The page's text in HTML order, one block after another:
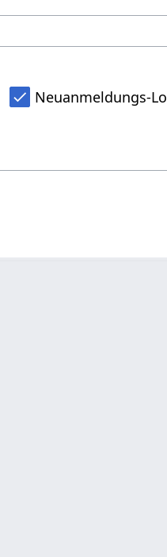
Neuanmeldungs-